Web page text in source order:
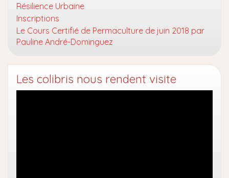
Résilience Urbaine
Inscriptions
Le Cours Certifié de Permaculture de juin 2018 par
Pauline André-Dominguez
Les colibris nous rendent visite